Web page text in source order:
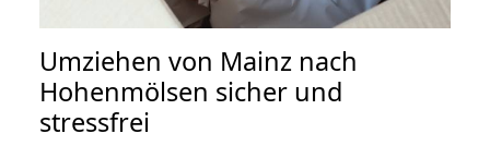
Umziehen von Mainz nach
Hohenmölsen sicher und
stressfrei